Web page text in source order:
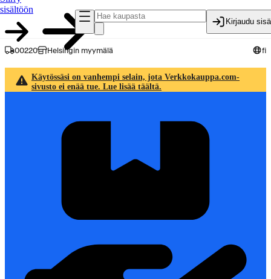
sisältöön
Kirjaudu
00220 Helsingin myymälä fi
Käytössäsi on vanhempi selain, jota Verkkokauppa.com-
sivusto ei enää tue. Lue lisää täältä.